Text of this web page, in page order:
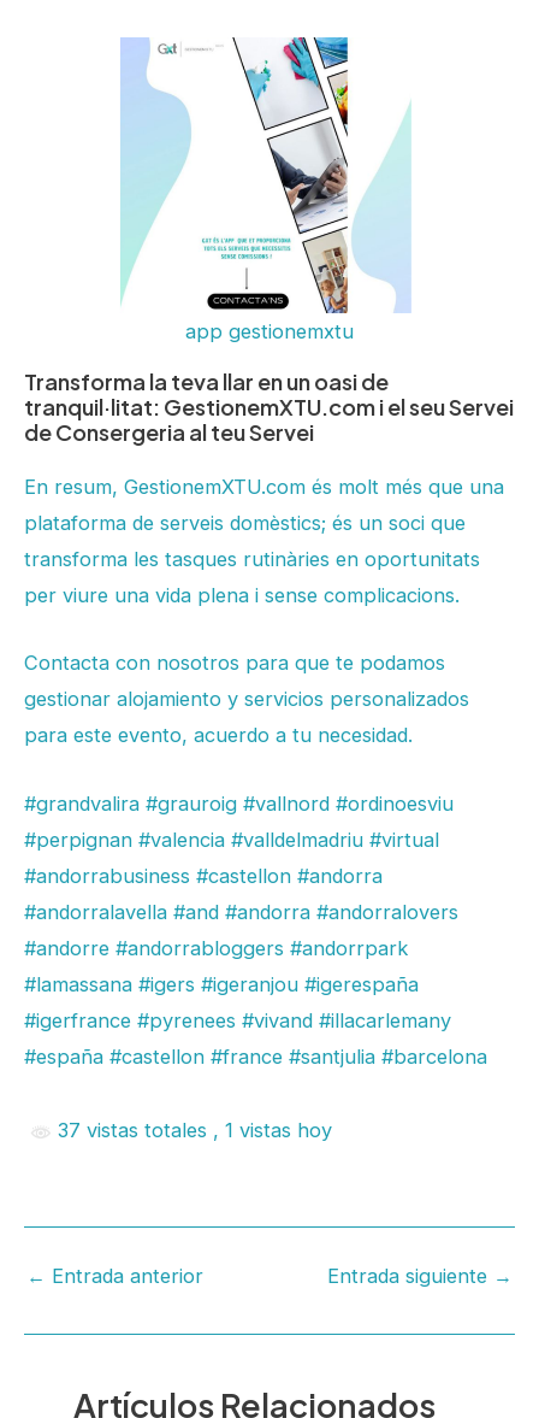
app gestionemxtu
Transforma la teva llar en un oasi de
tranquil·litat: GestionemXTU.com i el seu Servei
de Consergeria al teu Servei
En resum, GestionemXTU.com és molt més que una
plataforma de serveis domèstics; és un soci que
transforma les tasques rutinàries en oportunitats
per viure una vida plena i sense complicacions.
Contacta con nosotros para que te podamos
gestionar alojamiento y servicios personalizados
para este evento, acuerdo a tu necesidad.
#grandvalira #grauroig #vallnord #ordinoesviu
#perpignan #valencia #valldelmadriu #virtual
#andorrabusiness #castellon #andorra
#andorralavella #and #andorra #andorralovers
#andorre #andorrabloggers #andorrpark
#lamassana #igers #igeranjou #igerespaña
#igerfrance #pyrenees #vivand #illacarlemany
#españa #castellon #france #santjulia #barcelona
37 vistas totales , 1 vistas hoy
← Entrada anterior Entrada siguiente →
Artículos Relacionados